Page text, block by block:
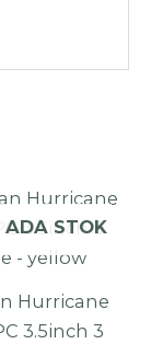
ADA STOK
Hurricane
3.5inch 3